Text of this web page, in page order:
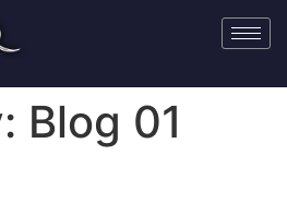
Blog 01